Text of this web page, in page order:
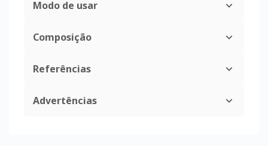
Modo de usar
Composição
Referências
Advertências